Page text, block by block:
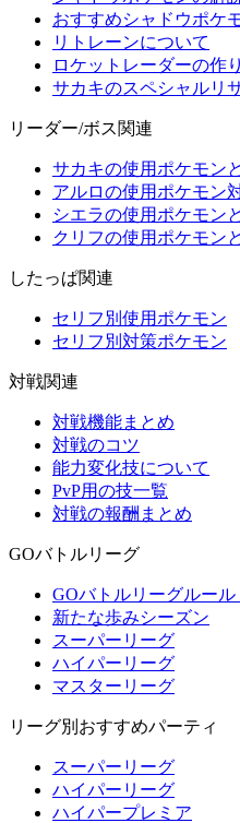
おすすめシャドウポケ
リトレーンについて
ロケットレーダーの作
サカキのスペシャルリ
リーダー/ボス関連
サカキの使用ポケモン
アルロの使用ポケモン
シエラの使用ポケモン
クリフの使用ポケモン
したっぱ関連
セリフ別使用ポケモン
セリフ別対策ポケモン
対戦関連
対戦機能まとめ
対戦のコツ
能力変化技について
PvP用の技一覧
対戦の報酬まとめ
GOバトルリーグ
GOバトルリーグルール
新たな歩みシーズン
スーパーリーグ
ハイパーリーグ
マスターリーグ
リーグ別おすすめパーティ
スーパーリーグ
ハイパーリーグ
ハイパープレミア